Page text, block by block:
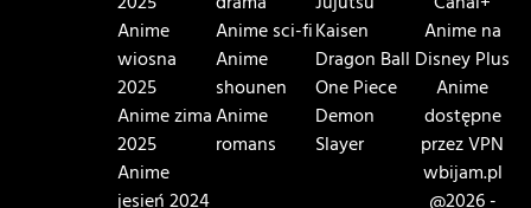
Anime
wiosna
2025
Anime zima
2025
Anime
Anime sci-fi
Anime
shounen
Anime
romans
Kaisen
Dragon Ball
One Piece
Demon
Slayer
Anime na
Disney Plus
Anime
dostępne
przez VPN
wbijam.pl